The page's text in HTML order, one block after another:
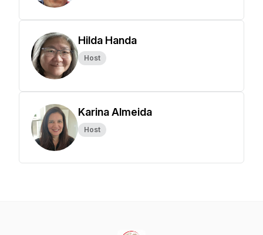
Hilda Handa
Host
Karina Almeida
Host